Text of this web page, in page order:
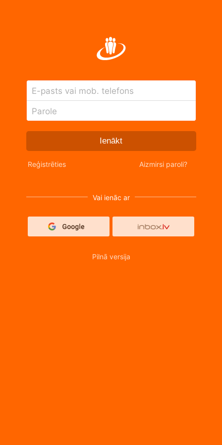
E-pasts vai mob. telefons
Parole
Ienākt
Reģistrēties Aizmirsi paroli?
Vai ienāc ar
Pilnā versija